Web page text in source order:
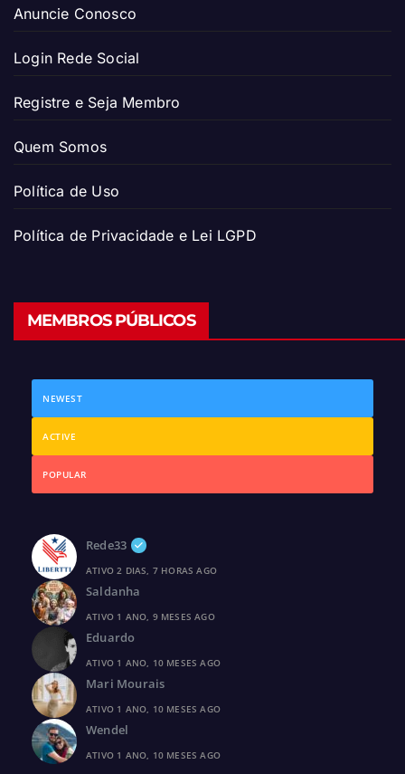
Anuncie Conosco
Login Rede Social
Registre e Seja Membro
Quem Somos
Política de Uso
Política de Privacidade e Lei LGPD
MEMBROS PÚBLICOS
NEWEST
ACTIVE
POPULAR
Rede33
ATIVO 2 DIAS, 7 HORAS AGO
Saldanha
ATIVO 1 ANO, 9 MESES AGO
Eduardo
ATIVO 1 ANO, 10 MESES AGO
Mari Mourais
ATIVO 1 ANO, 10 MESES AGO
Wendel
ATIVO 1 ANO, 10 MESES AGO